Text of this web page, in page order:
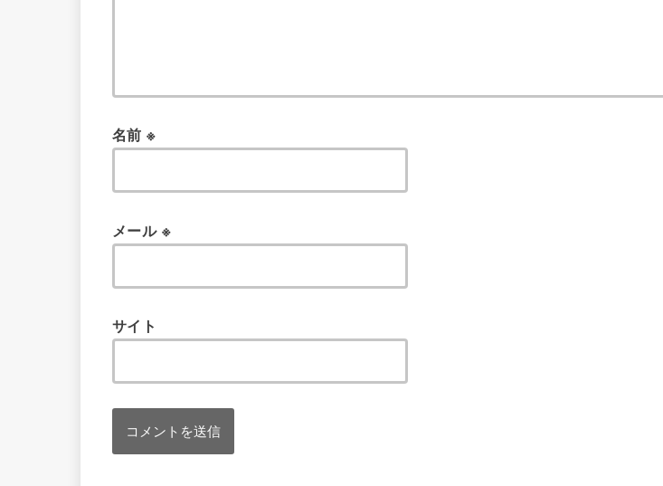
名前※
メール ※
サイト